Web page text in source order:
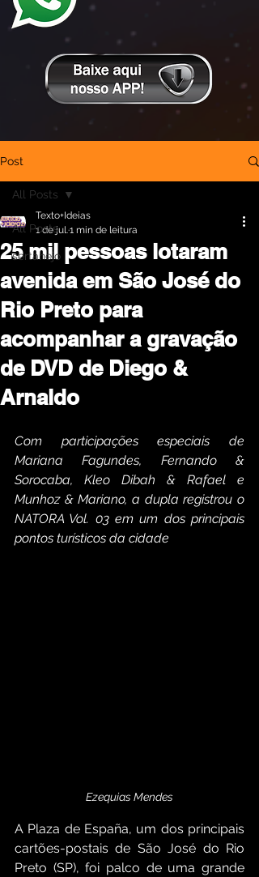
Post
All Posts
sertanejo
All Posts
25 mil pessoas lotaram
avenida em São José do
Rio Preto para
acompanhar a gravação
de DVD de Diego &
Arnaldo
Texto+Ideias
1 de jul.1 min de leitura
Com participações especiais de
Mariana Fagundes, Fernando &
Sorocaba, Kleo Dibah & Rafael e
Munhoz & Mariano, a dupla registrou o
NATORA Vol. 03 em um dos principais
pontos turísticos da cidade
Ezequias Mendes
A Plaza de España, um dos principais
cartões-postais de São José do Rio
Preto (SP), foi palco de uma grande